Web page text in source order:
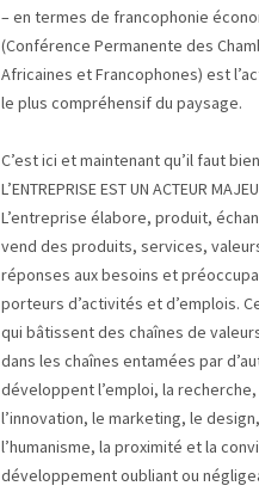
– en termes de francophonie
(Conférence Permanente des
Africaines et Francophones) est
le plus compréhensif du paysage.
C’est ici et maintenant qu’il faut
L’ENTREPRISE EST UN ACTEUR
L’entreprise élabore, produit,
vend des produits, services,
réponses aux besoins et
porteurs d’activités et d’emplois.
qui bâtissent des chaînes de
dans les chaînes entamées par
développent l’emploi, la
l’innovation, le marketing, le
l’humanisme, la proximité et la
développement oubliant ou